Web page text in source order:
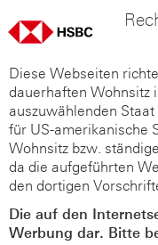
Diese Webseiten
dauerhaften Wohnsitz
auszuwählenden
für US-amerikanische
Wohnsitz bzw.
da die aufgeführten
den dortigen
Die auf den
Werbung dar. Bitte